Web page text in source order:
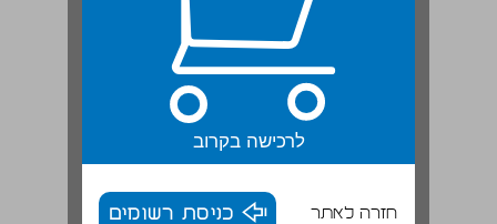
לרכישה בקרוב
חזרה לאתר כניסת רשומים